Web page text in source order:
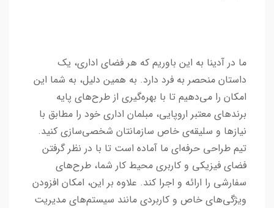
ما در آدینا به این باوریم که هر فضای اداری، یک
داستان منحصر به فرد دارد. به همین دلیل، به شما این
امکان را می‌دهیم تا با بهره‌گیری از طرح‌های پایه
برندهای معتبر اروپایی، مبلمان اداری خود را مطابق با
نیازها و سلیقه‌ی خاص سازمانتان شخصی‌سازی کنید.
تیم طراحی حرفه‌ای ما آماده است تا با در نظر گرفتن
فضای فیزیکی و کاربری محیط کار شما، طرح‌های
سفارشی را ارائه و اجرا کند. علاوه بر این، امکان افزودن
ویژگی‌های خاص و کاربردی مانند سیستم‌های مدیریت